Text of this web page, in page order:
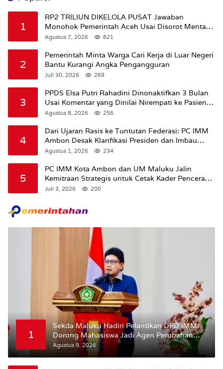
1
RP2 TRILIUN DIKELOLA PUSAT Jawaban
Monohok Pemerintah Aceh Usai Disorot Mentan
Amran Soal Dana Pertanian
Agustus 7, 2026 821
2
Pemerintah Minta Warga Cari Kerja di Luar Negeri
Bantu Kurangi Angka Pengangguran
Juli 30, 2026 269
3
PPDS Elsa Putri Rahadini Dinonaktifkan 3 Bulan
Usai Komentar yang Dinilai Nirempati ke Pasien
BPJS
Agustus 8, 2026 256
4
Dari Ujaran Rasis ke Tuntutan Federasi: PC IMM
Ambon Desak Klarifikasi Presiden dan Imbau
Tunda Pengibaran Bendera Merah Putih Di
Agustus 1, 2026 234
5
PC IMM Kota Ambon dan UM Maluku Jalin
Kemitraan Strategis untuk Cetak Kader Pencerah
Bangsa “Membangun Peradaban dari Kampus”
Juli 3, 2026 200
1
Sekda Maluku Hadiri Pelantikan DPD IMM,
Dorong Mahasiswa Jadi Agen Perubahan
dan Mitra Strategis Pemerintah
Agustus 9, 2026